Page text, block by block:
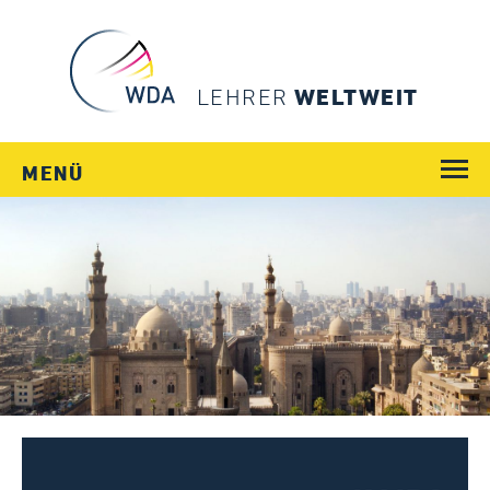
LEHRER WELTWEIT
MENÜ
Login
SCHULEN
LÄNDER
MENSCHEN
SERVICE